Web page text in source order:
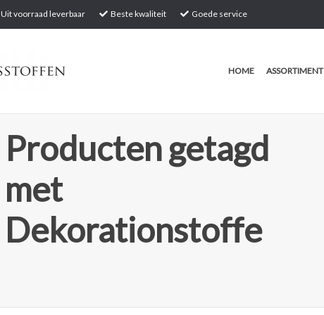
Uit voorraad leverbaar Beste kwaliteit Goede service
HOME ASSORTIMENT
Producten getagd
met
Dekorationstoffe